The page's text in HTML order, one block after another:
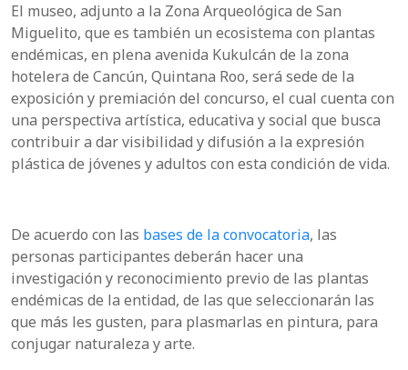
El museo, adjunto a la Zona Arqueológica de San
Miguelito, que es también un ecosistema con plantas
endémicas, en plena avenida Kukulcán de la zona
hotelera de Cancún, Quintana Roo, será sede de la
exposición y premiación del concurso, el cual cuenta con
una perspectiva artística, educativa y social que busca
contribuir a dar visibilidad y difusión a la expresión
plástica de jóvenes y adultos con esta condición de vida.
De acuerdo con las bases de la convocatoria, las
personas participantes deberán hacer una
investigación y reconocimiento previo de las plantas
endémicas de la entidad, de las que seleccionarán las
que más les gusten, para plasmarlas en pintura, para
conjugar naturaleza y arte.